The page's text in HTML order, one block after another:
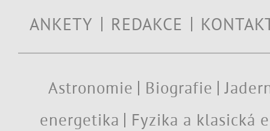
ANKETY
REDAKCE
Astronomie Biografie
energetika
Fyzika a klasická